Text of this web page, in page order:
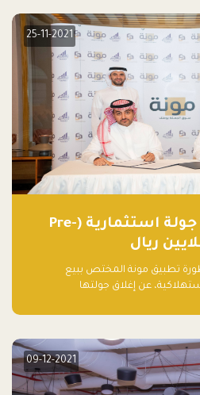
25-11-2021
تطبيق مونة يغلق جولة استثمارية (Pre-
تطبيق مونة المختص ببيع
عن إغلاق جولتها
المنشآت المحدودة وتسارع القابضة
09-12-2021